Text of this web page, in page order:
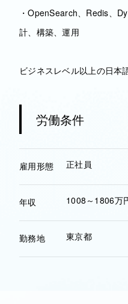
・OpenSearch、Redis、
計、構築、運用
ビジネスレベル以上の日本
労働条件
雇用形態 正社員
年収 1008～1806万
勤務地 東京都